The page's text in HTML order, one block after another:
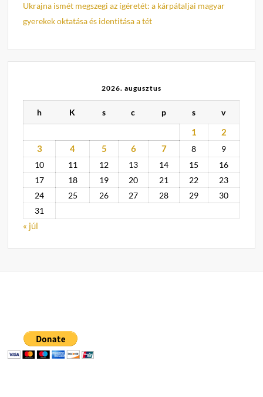
Ukrajna ismét megszegi az ígéretét: a kárpátaljai magyar
gyerekek oktatása és identitása a tét
2026. augusztus
h K s c p s v
1
2
3
4 5 6 7 8
9
10
11 12 13 14 15
16
17
18 19 20 21 22
23
24
25 26 27 28 29
30
31
« júl